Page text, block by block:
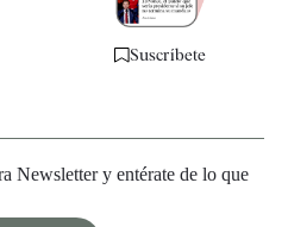
Suscríbete
Newsletter y entérate de lo que